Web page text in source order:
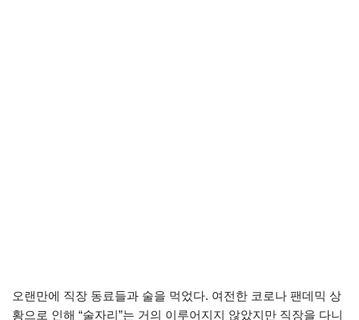
오랜만에 직장 동료들과 술을 먹었다. 여전한 코로나 팬데믹 상
황으로 인해 “술자리”는 거의 이루어지지 않았지만 직장을 다니